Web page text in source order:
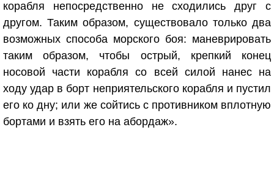
корабля непосредственно не сходились друг с
другом. Таким образом, существовало только два
возможных способа морского боя: маневрировать
таким образом, чтобы острый, крепкий конец
носовой части корабля со всей силой нанес на
ходу удар в борт неприятельского корабля и пустил
его ко дну; или же сойтись с противником вплотную
бортами и взять его на абордаж».